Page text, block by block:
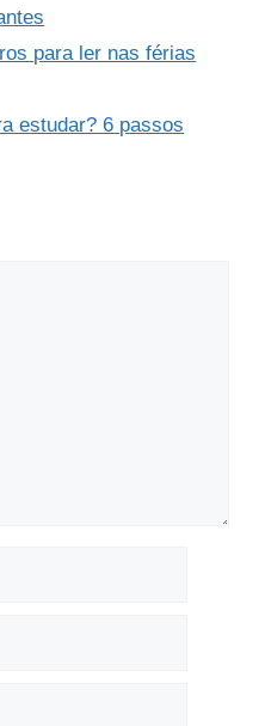
para ler nas férias
estudar? 6 passos